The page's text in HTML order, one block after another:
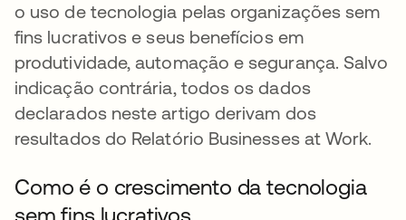
o uso de tecnologia pelas organizações sem
fins lucrativos e seus benefícios em
produtividade, automação e segurança. Salvo
indicação contrária, todos os dados
declarados neste artigo derivam dos
resultados do Relatório Businesses at Work.
Como é o crescimento da tecnologia
sem fins lucrativos